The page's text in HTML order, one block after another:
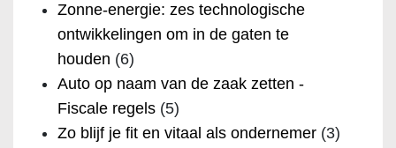
Zonne-energie: zes technologische
ontwikkelingen om in de gaten te
houden (6)
Auto op naam van de zaak zetten -
Fiscale regels (5)
Zo blijf je fit en vitaal als ondernemer (3)